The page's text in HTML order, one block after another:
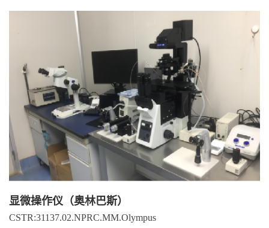
显微操作仪（奥林巴斯）
CSTR:31137.02.NPRC.MM.Olympus